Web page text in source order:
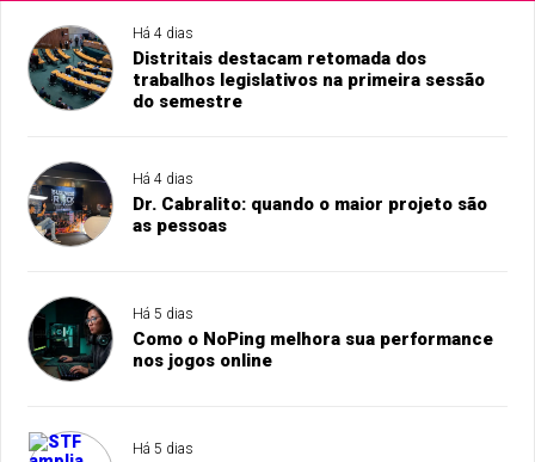
Há 4 dias
Distritais destacam retomada dos
trabalhos legislativos na primeira sessão
do semestre
Há 4 dias
Dr. Cabralito: quando o maior projeto são
as pessoas
Há 5 dias
Como o NoPing melhora sua performance
nos jogos online
Há 5 dias